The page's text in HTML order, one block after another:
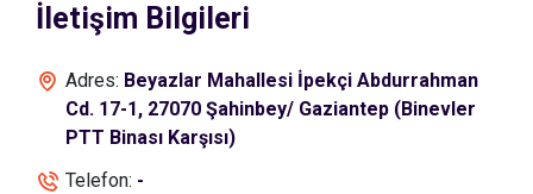
İletişim Bilgileri
Adres: Beyazlar Mahallesi İpekçi Abdurrahman
Cd. 17-1, 27070 Şahinbey/ Gaziantep (Binevler
PTT Binası Karşısı)
Telefon: -